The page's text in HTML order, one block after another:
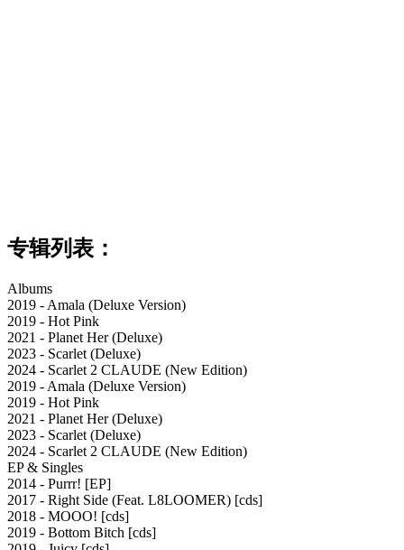
专辑列表：
Albums
2019 - Amala (Deluxe Version)
2019 - Hot Pink
2021 - Planet Her (Deluxe)
2023 - Scarlet (Deluxe)
2024 - Scarlet 2 CLAUDE (New Edition)
2019 - Amala (Deluxe Version)
2019 - Hot Pink
2021 - Planet Her (Deluxe)
2023 - Scarlet (Deluxe)
2024 - Scarlet 2 CLAUDE (New Edition)
EP & Singles
2014 - Purrr! [EP]
2017 - Right Side (Feat. L8LOOMER) [cds]
2018 - MOOO! [cds]
2019 - Bottom Bitch [cds]